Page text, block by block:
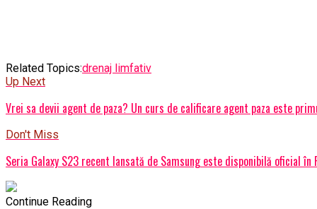
Related Topics:drenaj limfativ
Up Next
Vrei sa devii agent de paza? Un curs de calificare agent paza este
Don't Miss
Seria Galaxy S23 recent lansată de Samsung este disponibilă oficial în
Continue Reading